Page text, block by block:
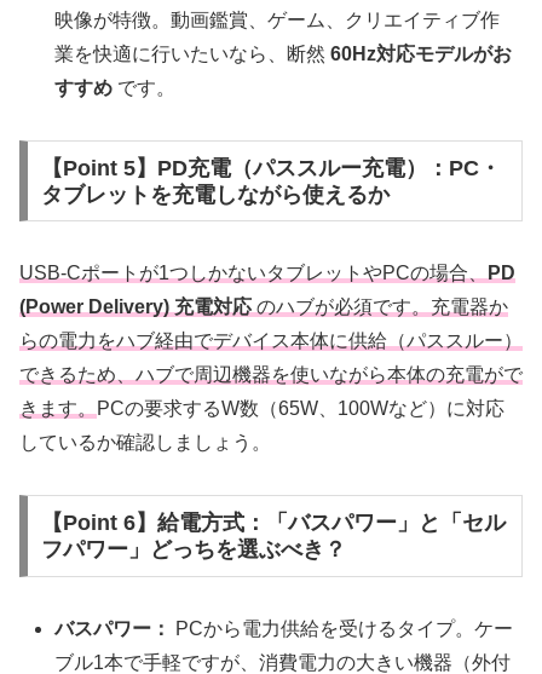
映像が特徴。動画鑑賞、ゲーム、クリエイティブ作
業を快適に行いたいなら、断然60Hz対応モデルがお
すすめ です。
【Point 5】PD充電（パススルー充電）：PC・
タブレットを充電しながら使えるか
USB-Cポートが1つしかないタブレットやPCの場合、PD
(Power Delivery) 充電対応のハブが必須です。充電器か
らの電力をハブ経由でデバイス本体に供給（パススルー）
できるため、ハブで周辺機器を使いながら本体の充電がで
きます。PCの要求するW数（65W、100Wなど）に対応
しているか確認しましょう。
【Point 6】給電方式：「バスパワー」と「セル
フパワー」どっちを選ぶべき？
バスパワー：
PCから電力供給を受けるタイプ。ケー
ブル1本で手軽ですが、消費電力の大きい機器（外付